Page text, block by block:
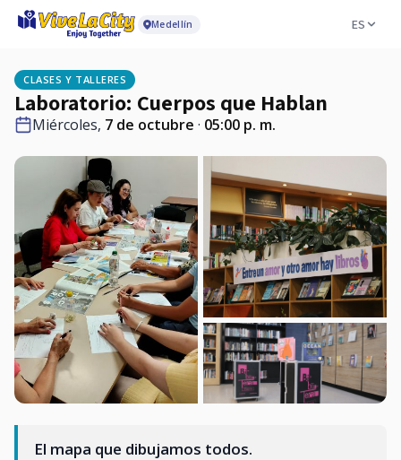
Medellín ES
CLASES Y TALLERES
Laboratorio: Cuerpos que Hablan
Miércoles, 7 de octubre · 05:00 p. m.
El mapa que dibujamos todos.